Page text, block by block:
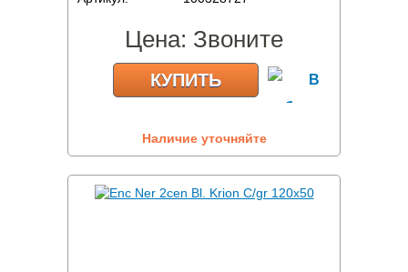
Цена: Звоните
КУПИТЬ
Наличие уточняйте